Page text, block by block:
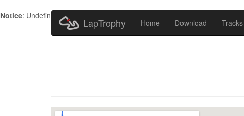
Notice: Undefined index: HTTP_ACCEPT_LANGUAGE in
LapTrophy Home Download Tracks